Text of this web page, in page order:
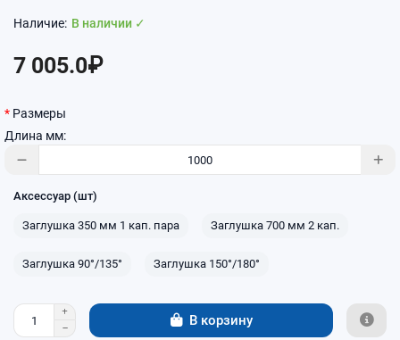
В наличии ✓
7 005.0₽
Размеры
Длина мм:
Аксессуар (шт)
Заглушка 350 мм 1 кап. пара Заглушка 700 мм 2 кап.
Заглушка 90°/135° Заглушка 150°/180°
В корзину